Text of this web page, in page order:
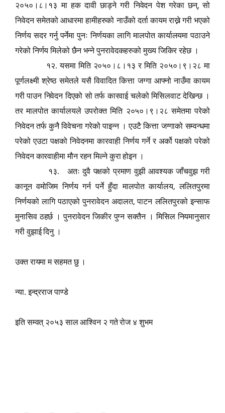
२०५०।८।१३ मा हक दावी छाड्ने गरी निवेदन पेश गरेका छन्,सो
निवेदन समेतको आधारमा हामीहरुको नाउँको दर्ता कायम राख्ने गरी भएको
निर्णय सदर गर्नु पर्नेमा पुनः निर्णयका लागि मालपोत कार्यालयमा पठाउने
गरेको निर्णय मिलेको छैन भन्ने पुनरावेदकहरुको मुख्य जिकिर रहेछ ।
१२. यसमा मिति २०५०।८।१३ र मिति २०५०।९।२८ मा
पूर्णलक्ष्मी श्रेष्ठ समेतले यसै विवादित कित्ता जग्गा आफ्नो नाउँमा कायम
गरी पाउन निवेदन दिएको सो तर्फ कारवाई चलेको मिसिलवाट देखिन्छ ।
तर मालपोत कार्यालयले उपरोक्त मिति २०५०।९।२८ समेतमा परेको
निवेदन तर्फ कुनै विवेचना गरेको पाइन्न । एउटै कित्ता जग्गाको सम्वन्धमा
परेको एउटा पक्षको निवेदनमा कारवाही निर्णय गर्ने र अर्को पक्षको परेको
निवेदन कारवाहीमा मौन रहन मिल्ने कुरा होइन ।
१३. अतः दुवै पक्षको प्रमाण वुझी आवश्यक जाँचवुझ गरी
कानून वमोजिम निर्णय गर्न पर्ने हुँदा मालपोत कार्यालय,ललितपुरमा
निर्णयको लागि पठाएको पुनरावेदन अदालत,पाटन ललितपुरको इन्साफ
मुनासिव ठहर्छ । पुनरावेदन जिकीर पुग्न सक्तैन । मिसिल नियमानुसार
गरी वुझाई दिनु ।
उक्त रायमा म सहमत छु ।
न्या. इन्द्रराज पाण्डे
इति सम्वत् २०५३ साल आश्विन २ गते रोज ४ शुभम